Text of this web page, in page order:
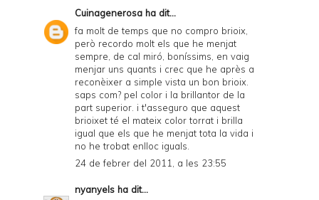
Cuinagenerosa ha dit...
fa molt de temps que no compro brioix,
però recordo molt els que he menjat
sempre, de cal miró, boníssims, en vaig
menjar uns quants i crec que he après a
reconèixer a simple vista un bon brioix.
saps com? pel color i la brillantor de la
part superior. i t'asseguro que aquest
brioixet té el mateix color torrat i brilla
igual que els que he menjat tota la vida i
no he trobat enlloc iguals.
24 de febrer del 2011, a les 23:55
nyanyels ha dit...